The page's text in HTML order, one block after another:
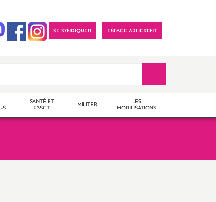
SE SYNDIQUER ESPACE ADHÉRENT
S
SANTÉ ET
F3SCT
MILITER
LES
MOBILISATIONS